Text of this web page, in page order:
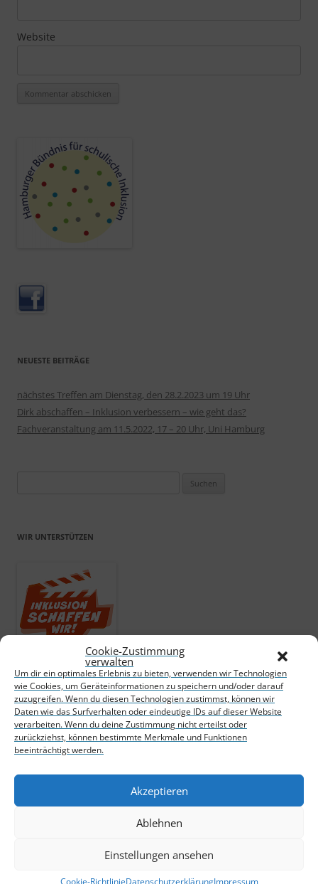
Cookie-Zustimmung
verwalten
Um dir ein optimales Erlebnis zu bieten, verwenden wir Technologien
wie Cookies, um Geräteinformationen zu speichern und/oder darauf
zuzugreifen. Wenn du diesen Technologien zustimmst, können wir
Daten wie das Surfverhalten oder eindeutige IDs auf dieser Website
verarbeiten. Wenn du deine Zustimmung nicht erteilst oder
zurückziehst, können bestimmte Merkmale und Funktionen
beeinträchtigt werden.
Akzeptieren
Ablehnen
Einstellungen ansehen
Cookie-RichtlinieDatenschutzerklärungImpressum
Website
NEUESTE BEITRÄGE
nächstes Treffen am Dienstag, den 28.2.2023 um 19 Uhr
Dirk abschaffen – Inklusion verbessern – wie geht das?
Fachveranstaltung am 11.5.2022, 17 – 20 Uhr, Uni Hamburg
WIR UNTERSTÜTZEN
META
Anmelden
Eintrags-Feed